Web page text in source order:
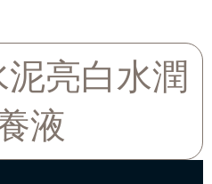
泥亮白水潤
液